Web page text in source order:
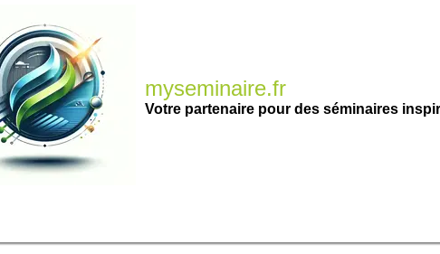
myseminaire.fr
Votre partenaire pour des séminaires